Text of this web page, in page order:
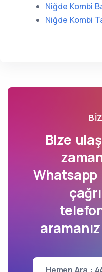
Niğde Kombi
Niğde Kombi
Bize
Whatsapp